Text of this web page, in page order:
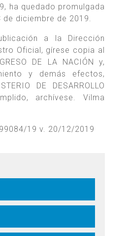
ha quedado promulgada
diciembre de 2019.
a la Dirección
Oficial, gírese copia al
DE LA NACIÓN y,
y demás efectos,
DE DESARROLLO
archívese. Vilma
19 v. 20/12/2019